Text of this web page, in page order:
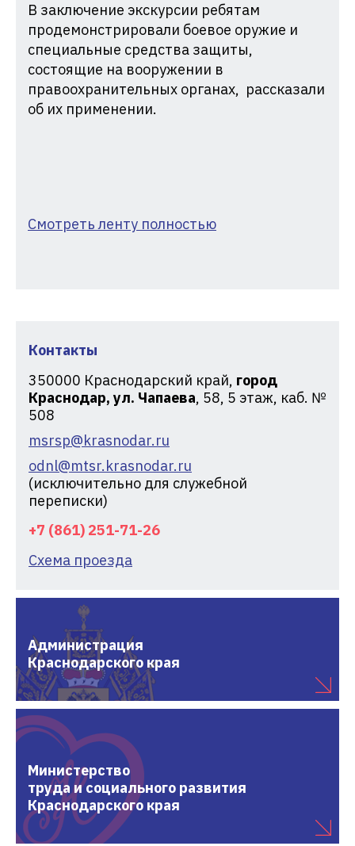
Контакты
350000 Краснодарский край, город
Краснодар, ул. Чапаева, 58, 5 этаж, каб. №
508
msrsp@krasnodar.ru
odnl@mtsr.krasnodar.ru
(исключительно для служебной
переписки)
+7 (861) 251-71-26
Схема проезда
Администрация
Краснодарского края
Министерство
труда и социального развития
Краснодарского края
В заключение экскурсии ребятам
продемонстрировали боевое оружие и
специальные средства защиты,
состоящие на вооружении в
правоохранительных органах, рассказали
об их применении.
Смотреть ленту полностью